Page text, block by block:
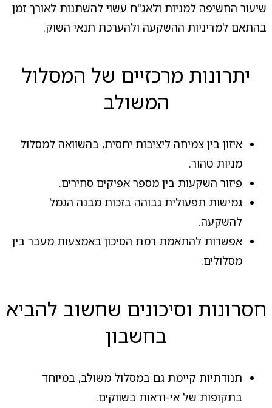
שיעור החשיפה למניות ולאג"ח עשוי להשתנות לאורך זמן
בהתאם למדיניות ההשקעה ולהערכת תנאי השוק.
יתרונות מרכזיים של המסלול
המשולב
איזון בין צמיחה ליציבות יחסית, בהשוואה למסלול
מניות טהור.
פיזור השקעות בין מספר אפיקים סחירים.
גמישות תפעולית גבוהה בזכות מבנה הגמל
להשקעה.
אפשרות להתאמת רמת הסיכון באמצעות מעבר בין
מסלולים.
חסרונות וסיכונים שחשוב להביא
בחשבון
תנודתיות קיימת גם במסלול משולב, במיוחד
בתקופות של אי-ודאות בשווקים.